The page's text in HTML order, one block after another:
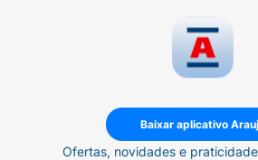
Baixar aplicativo
Ofertas, novidades e